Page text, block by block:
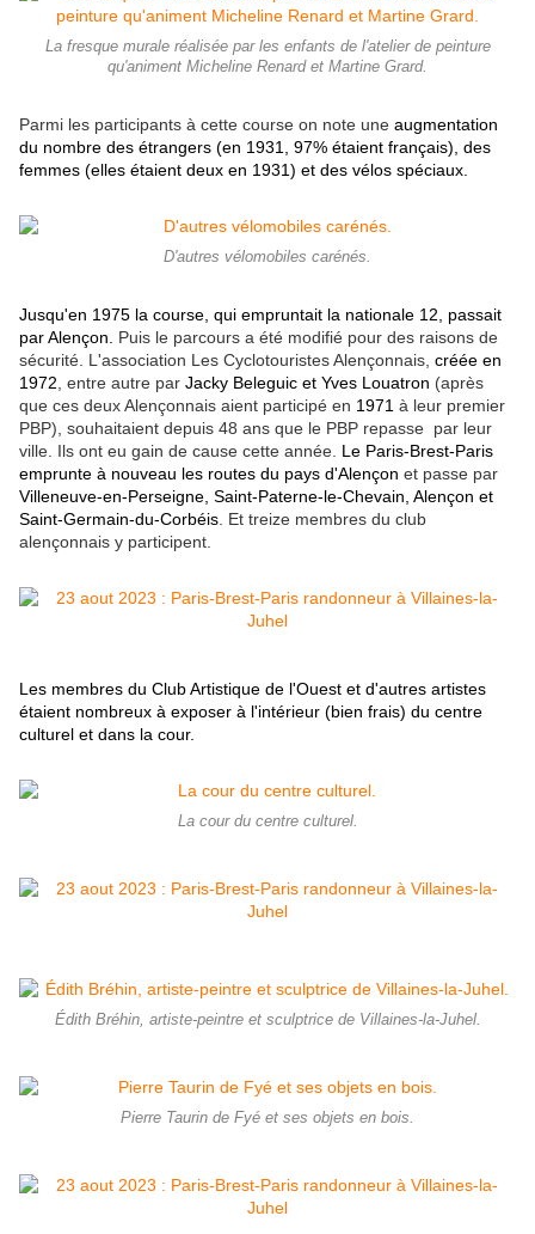
La fresque murale réalisée par les enfants de l'atelier de peinture
qu'animent Micheline Renard et Martine Grard.
Parmi les participants à cette course on note une augmentation
du nombre des étrangers (en 1931, 97% étaient français), des
femmes (elles étaient deux en 1931) et des vélos spéciaux.
D'autres vélomobiles carénés.
Jusqu'en 1975 la course, qui empruntait la nationale 12, passait
par Alençon.
Puis le parcours a été modifié pour des raisons de
sécurité. L'association Les Cyclotouristes Alençonnais, créée en
1972 , entre autre par Jacky Beleguic et Yves Louatron (après
que ces deux Alençonnais aient participé en 1971 à leur premier
PBP), souhaitaient depuis 48 ans que le PBP repasse par leur
ville. Ils ont eu gain de cause cette année. Le Paris-Brest-Paris
emprunte à nouveau les routes du pays d'Alençon et passe par
Villeneuve-en-Perseigne, Saint-Paterne-le-Chevain, Alençon et
Saint-Germain-du-Corbéis . Et treize membres du club
alençonnais y participent.
Les membres du Club Artistique de l'Ouest et d'autres artistes
étaient nombreux à exposer à l'intérieur (bien frais) du centre
culturel et dans la cour.
La cour du centre culturel.
Édith Bréhin, artiste-peintre et sculptrice de Villaines-la-Juhel.
Pierre Taurin de Fyé et ses objets en bois.